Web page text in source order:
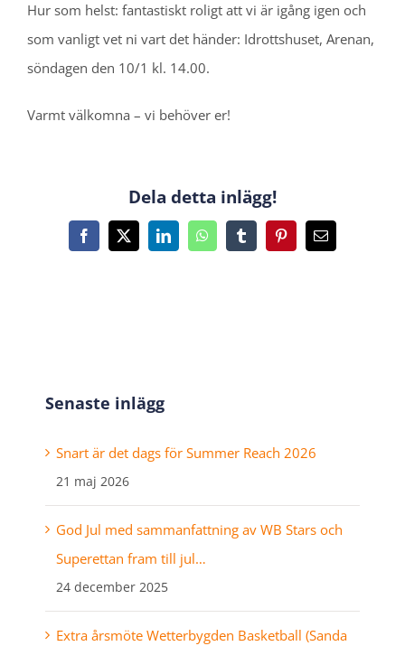
Hur som helst: fantastiskt roligt att vi är igång igen och
som vanligt vet ni vart det händer: Idrottshuset, Arenan,
söndagen den 10/1 kl. 14.00.
Varmt välkomna – vi behöver er!
Dela detta inlägg!
Facebook
X LinkedInWhatsAppTumblrPinterest
E-
post
Senaste inlägg
Snart är det dags för Summer Reach 2026
21 maj 2026
God Jul med sammanfattning av WB Stars och
Superettan fram till jul…
24 december 2025
Extra årsmöte Wetterbygden Basketball (Sanda